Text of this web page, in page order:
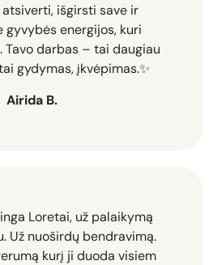
išgirsti save ir
energijos, kuri
Tavo darbas – tai daugiau
gydymas, įkvėpimas.✨️
Airida B.
Loretai, už palaikymą
Už nuoširdų bendravimą.
kurį ji duoda visiem